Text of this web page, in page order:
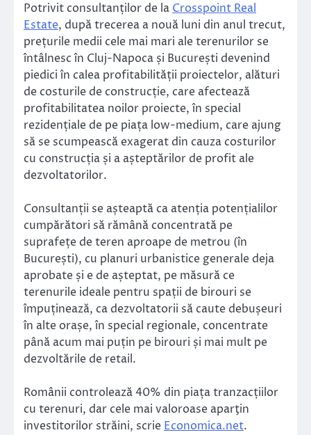
Potrivit consultanților de la Crosspoint Real
Estate, după trecerea a nouă luni din anul trecut,
prețurile medii cele mai mari ale terenurilor se
întâlnesc în Cluj-Napoca și București devenind
piedici în calea profitabilității proiectelor, alături
de costurile de construcție, care afectează
profitabilitatea noilor proiecte, în special
rezidențiale de pe piața low-medium, care ajung
să se scumpească exagerat din cauza costurilor
cu construcția și a așteptărilor de profit ale
dezvoltatorilor.
Consultanții se așteaptă ca atenția potențialilor
cumpărători să rămână concentrată pe
suprafețe de teren aproape de metrou (în
București), cu planuri urbanistice generale deja
aprobate și e de așteptat, pe măsură ce
terenurile ideale pentru spații de birouri se
împuținează, ca dezvoltatorii să caute debușeuri
în alte orașe, în special regionale, concentrate
până acum mai puțin pe birouri și mai mult pe
dezvoltările de retail.
Românii controlează 40% din piața tranzacțiilor
cu terenuri, dar cele mai valoroase aparţin
investitorilor străini, scrieEconomica.net.